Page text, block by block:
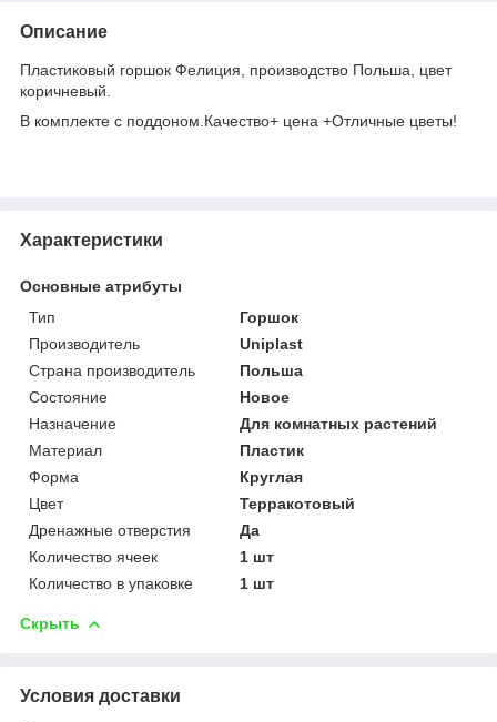
Описание
Пластиковый горшок Фелиция, производство Польша, цвет
коричневый.
В комплекте с поддоном.Качество+ цена +Отличные цветы!
Характеристики
Основные атрибуты
Тип
Горшок
Производитель
Uniplast
Страна производитель
Польша
Состояние
Новое
Назначение
Для комнатных растений
Материал
Пластик
Форма
Круглая
Цвет
Терракотовый
Дренажные отверстия
Да
Количество ячеек
1 шт
Количество в упаковке
1 шт
Скрыть
Условия доставки